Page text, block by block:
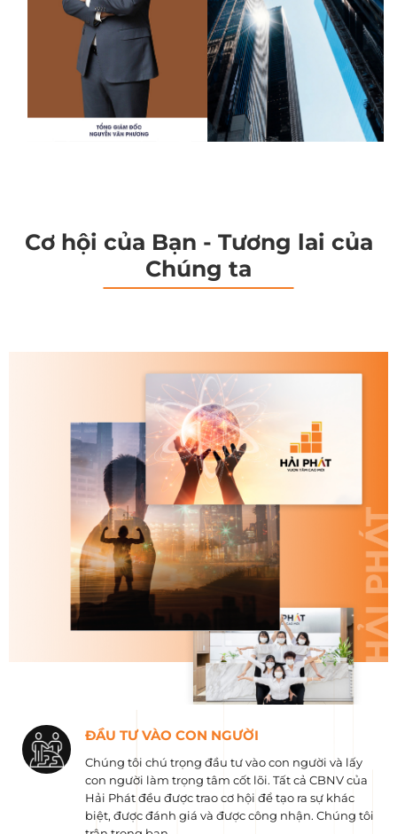
Cơ hội của Bạn - Tương lai của
Chúng ta
ĐẦU TƯ VÀO CON NGƯỜI
Chúng tôi chú trọng đầu tư vào con người và lấy
con người làm trọng tâm cốt lõi. Tất cả CBNV của
Hải Phát đều được trao cơ hội để tạo ra sự khác
biệt, được đánh giá và được công nhận. Chúng tôi